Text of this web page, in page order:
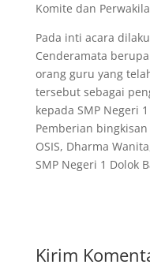
Komite dan
Pada inti acara
Cenderamata
orang guru yang
tersebut sebagai
kepada SMP Negeri
Pemberian
OSIS, Dharma
SMP Negeri 1 Dolok
Kirim